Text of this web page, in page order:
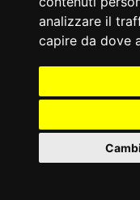
analizzare il
capire da dove
Primo volo in
Viene scattata ai
Abbey Road.
Aforismi
C'è vero progresso
A ciascuno è destinato